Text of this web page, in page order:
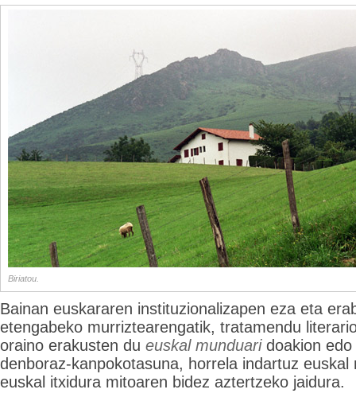
Biriatou.
Bainan euskararen instituzionalizapen eza eta
etengabeko murriztearengatik, tratamendu
oraino erakusten du euskal munduaridoakion edo
denboraz-kanpokotasuna, horrela indartuz euskal
euskal itxidura mitoaren bidez aztertzeko jaidura.